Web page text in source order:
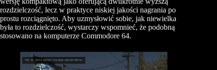
rozdzielczość, lecz w praktyce niskiej jakości nagrania po
prostu rozciągnięto. Aby uzmysłowić sobie, jak niewielka
była to rozdzielczość, wystarczy wspomnieć, że podobną
stosowano na komputerze Commodore 64.